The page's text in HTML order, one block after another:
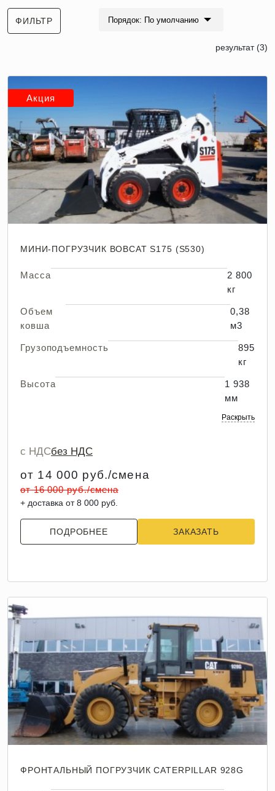
Вывоз снега до 20 м3
Вывоз снега в ЮАО
ФИЛЬТР Порядок: По умолчанию
результат (3)
Акция
МИНИ-ПОГРУЗЧИК BOBCAT S175 (S530)
Масса
2 800
кг
Объем
ковша
0,38
м3
Грузоподъемность
895
кг
Высота
1 938
мм
Раскрыть
с НДСбез НДС
от 14 000 руб./смена
от 16 000 руб./смена
+ доставка от 8 000 руб.
ПОДРОБНЕЕ ЗАКАЗАТЬ
ФРОНТАЛЬНЫЙ ПОГРУЗЧИК CATERPILLAR 928G